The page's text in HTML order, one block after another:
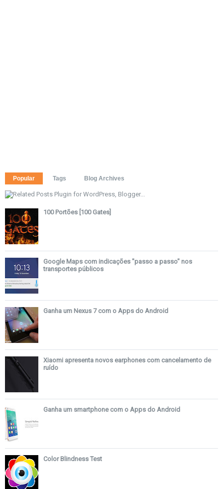
Popular Tags Blog Archives
100 Portões [100 Gates]
Google Maps com indicações "passo a passo" nos
transportes públicos
Ganha um Nexus 7 com o Apps do Android
Xiaomi apresenta novos earphones com cancelamento de
ruído
Ganha um smartphone com o Apps do Android
Color Blindness Test